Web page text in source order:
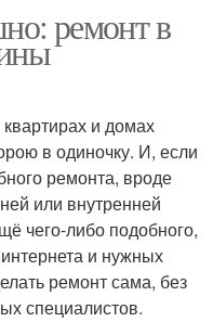
ремонт в
и домах
в одиночку. И, если
ремонта, вроде
или внутренней
чего-либо подобного,
и нужных
ремонт сама, без
специалистов.